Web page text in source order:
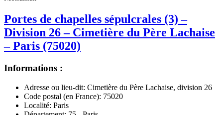
Portes de chapelles sépulcrales (3) –
Division 26 – Cimetière du Père Lachaise
– Paris (75020)
Informations :
Adresse ou lieu-dit: Cimetière du Père Lachaise, division 26
Code postal (en France): 75020
Localité: Paris